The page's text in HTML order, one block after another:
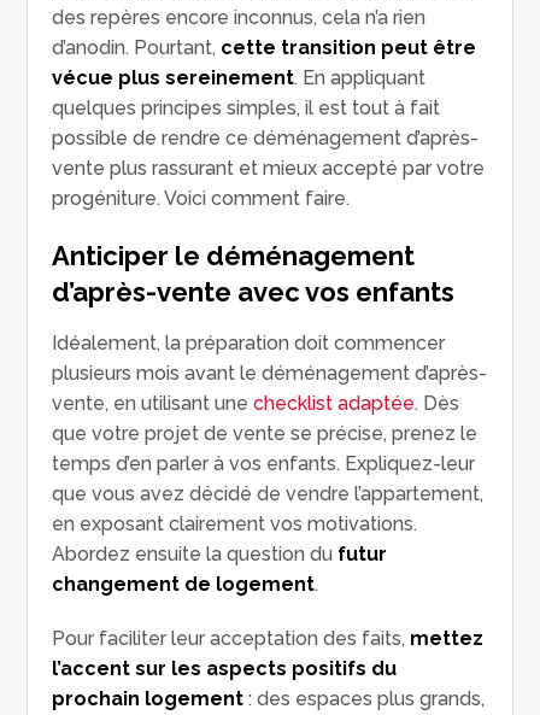
des repères encore inconnus, cela n’a rien
d’anodin. Pourtant, cette transition peut être
vécue plus sereinement. En appliquant
quelques principes simples, il est tout à fait
possible de rendre ce déménagement d’après-
vente plus rassurant et mieux accepté par votre
progéniture. Voici comment faire.
Anticiper le déménagement
d’après-vente avec vos enfants
Idéalement, la préparation doit commencer
plusieurs mois avant le déménagement d’après-
vente, en utilisant unechecklist adaptée. Dès
que votre projet de vente se précise, prenez le
temps d’en parler à vos enfants. Expliquez-leur
que vous avez décidé de vendre l’appartement,
en exposant clairement vos motivations.
Abordez ensuite la question du futur
changement de logement.
Pour faciliter leur acceptation des faits, mettez
l’accent sur les aspects positifs du
prochain logement : des espaces plus grands,